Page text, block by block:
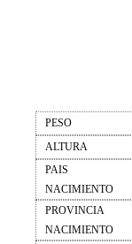
PESO
ALTURA
PAIS
NACIMIENTO
PROVINCIA
NACIMIENTO